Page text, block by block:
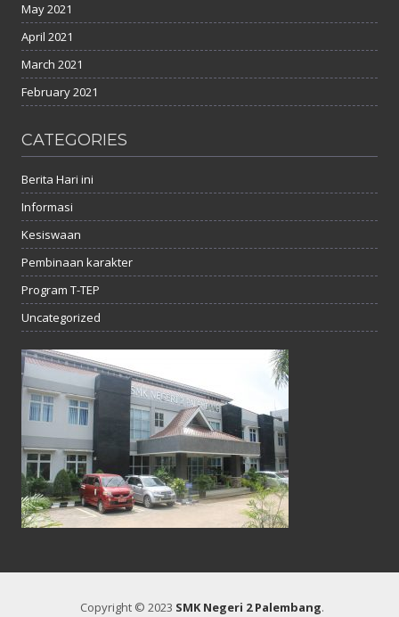
May 2021
April 2021
March 2021
February 2021
CATEGORIES
Berita Hari ini
Informasi
Kesiswaan
Pembinaan karakter
Program T-TEP
Uncategorized
Copyright © 2023 SMK Negeri 2 Palembang.